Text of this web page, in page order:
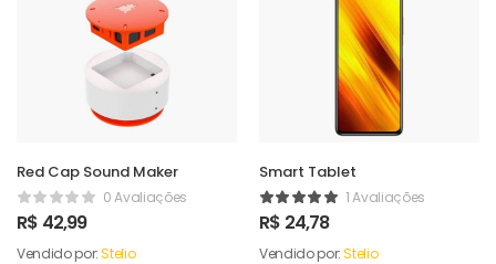
Red Cap Sound Maker
0 Avaliações
R$ 42,99
Vendido por:Stelio
Smart Tablet
1 Avaliações
R$ 24,78
Vendido por:Stelio